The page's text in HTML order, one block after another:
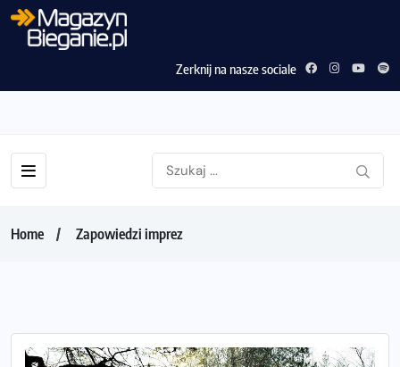
Zerknij na nasze sociale
Home Zapowiedzi imprez